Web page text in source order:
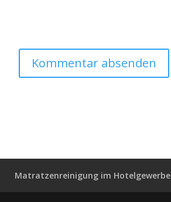
Matratzenreinigung im Hotelgewerbe